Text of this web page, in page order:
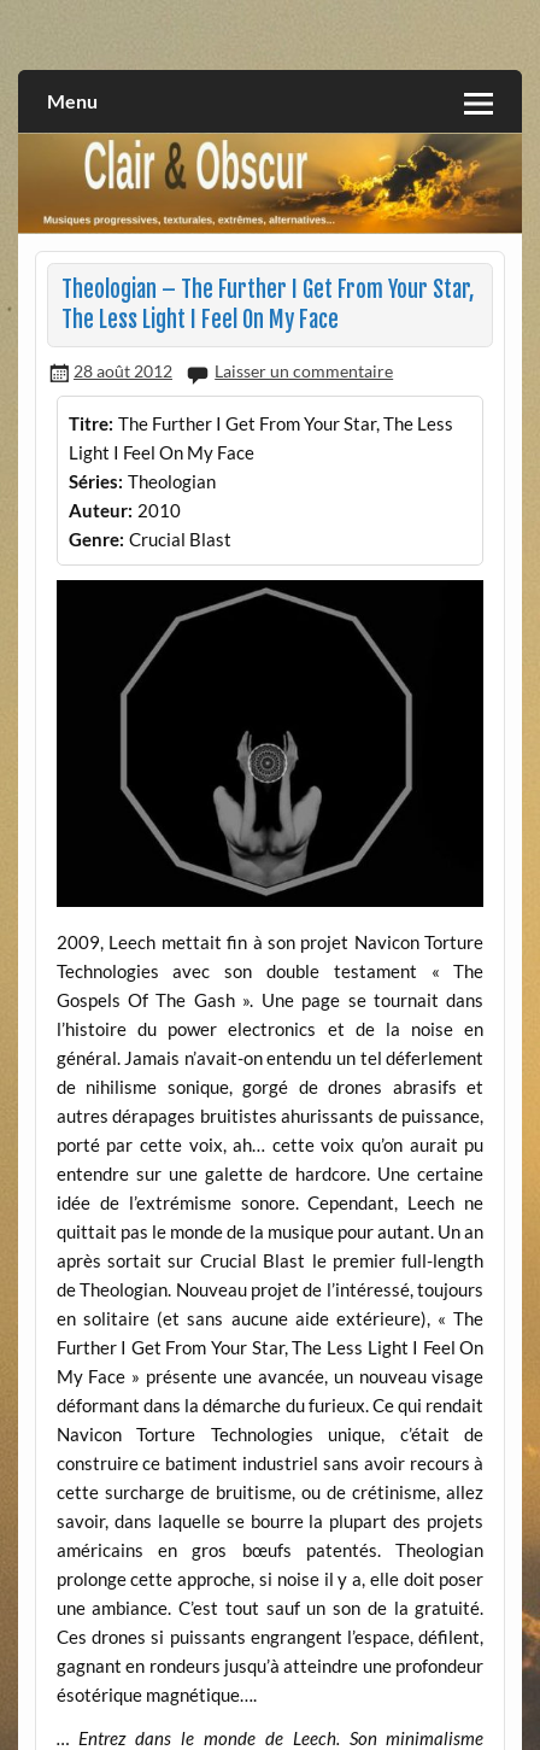
extrêmes, alternatives, texturales
Menu
Theologian – The Further I Get From Your Star,
The Less Light I Feel On My Face
28 août 2012 Laisser un commentaire
Titre: The Further I Get From Your Star, The Less
Light I Feel On My Face
Séries: Theologian
Auteur: 2010
Genre: Crucial Blast
2009, Leech mettait fin à son projet Navicon Torture
Technologies avec son double testament « The
Gospels Of The Gash ». Une page se tournait dans
l’histoire du power electronics et de la noise en
général. Jamais n’avait-on entendu un tel déferlement
de nihilisme sonique, gorgé de drones abrasifs et
autres dérapages bruitistes ahurissants de puissance,
porté par cette voix, ah… cette voix qu’on aurait pu
entendre sur une galette de hardcore. Une certaine
idée de l’extrémisme sonore. Cependant, Leech ne
quittait pas le monde de la musique pour autant. Un an
après sortait sur Crucial Blast le premier full-length
de Theologian. Nouveau projet de l’intéressé, toujours
en solitaire (et sans aucune aide extérieure), « The
Further I Get From Your Star, The Less Light I Feel On
My Face » présente une avancée, un nouveau visage
déformant dans la démarche du furieux. Ce qui rendait
Navicon Torture Technologies unique, c’était de
construire ce batiment industriel sans avoir recours à
cette surcharge de bruitisme, ou de crétinisme, allez
savoir, dans laquelle se bourre la plupart des projets
américains en gros bœufs patentés. Theologian
prolonge cette approche, si noise il y a, elle doit poser
une ambiance. C’est tout sauf un son de la gratuité.
Ces drones si puissants engrangent l’espace, défilent,
gagnant en rondeurs jusqu’à atteindre une profondeur
ésotérique magnétique….
… Entrez dans le monde de Leech. Son minimalisme